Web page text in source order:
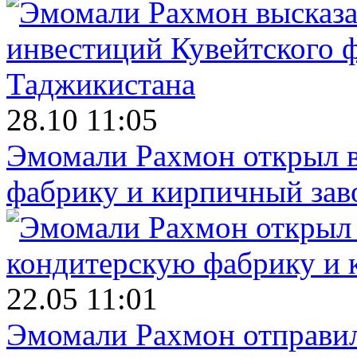
28.10 11:05
Эмомали Рахмон открыл
фабрику и кирпичный
22.05 11:01
Эмомали Рахмон